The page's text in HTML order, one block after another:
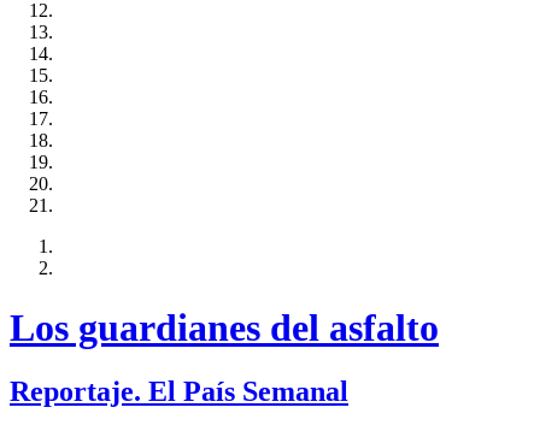
Los guardianes del asfalto
Reportaje. El País Semanal